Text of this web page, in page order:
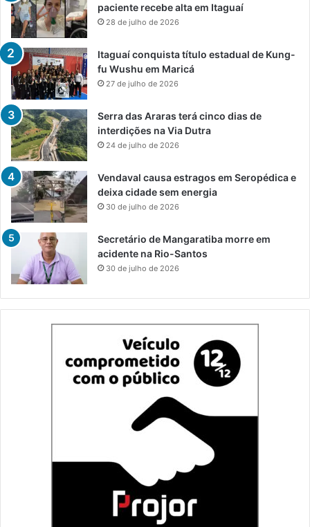
paciente recebe alta em Itaguaí
28 de julho de 2026
Itaguaí conquista título estadual de Kung-
fu Wushu em Maricá
27 de julho de 2026
Serra das Araras terá cinco dias de
interdições na Via Dutra
24 de julho de 2026
Vendaval causa estragos em Seropédica e
deixa cidade sem energia
30 de julho de 2026
Secretário de Mangaratiba morre em
acidente na Rio-Santos
30 de julho de 2026